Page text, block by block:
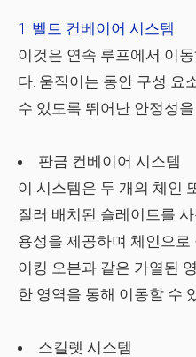
벨트 컨베이어 시스템
이것은 연속 루프에서 이
다. 움직이는 동안 구성 요
수 있도록 뛰어난 안정성
판금 컨베이어 시스템
이 시스템은 두 개의 체인
질러 배치된 슬레이트를
용성을 제공하며 체인으
이킹 오븐과 같은 가열된
한 영역을 통해 이동할 수
스킬렛 시스템